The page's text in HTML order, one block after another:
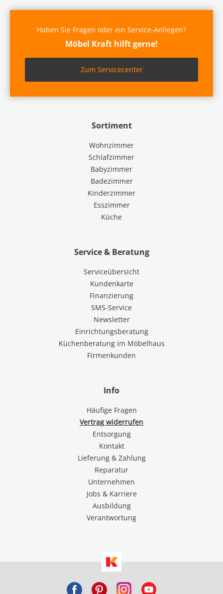
Sortiment
Wohnzimmer
Schlafzimmer
Babyzimmer
Badezimmer
Kinderzimmer
Esszimmer
Küche
Service & Beratung
Serviceübersicht
Kundenkarte
Finanzierung
SMS-Service
Newsletter
Einrichtungsberatung
Küchenberatung im Möbelhaus
Firmenkunden
Info
Häufige Fragen
Vertrag widerrufen
Entsorgung
Kontakt
Lieferung & Zahlung
Reparatur
Unternehmen
Jobs & Karriere
Ausbildung
Verantwortung
Haben Sie Fragen oder ein Service-Anliegen?
Möbel Kraft hilft gerne!
Zum Servicecenter